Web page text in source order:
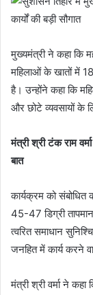
मुख्यमंत्री ने कहा कि
महिलाओं के खातों में
है। उन्होंने कहा कि
और छोटे व्यवसायों के
मंत्री श्री टंक राम
बात
कार्यक्रम को संबोधित
45-47 डिग्री
त्वरित समाधान
जनहित में कार्य करने
मंत्री श्री वर्मा ने